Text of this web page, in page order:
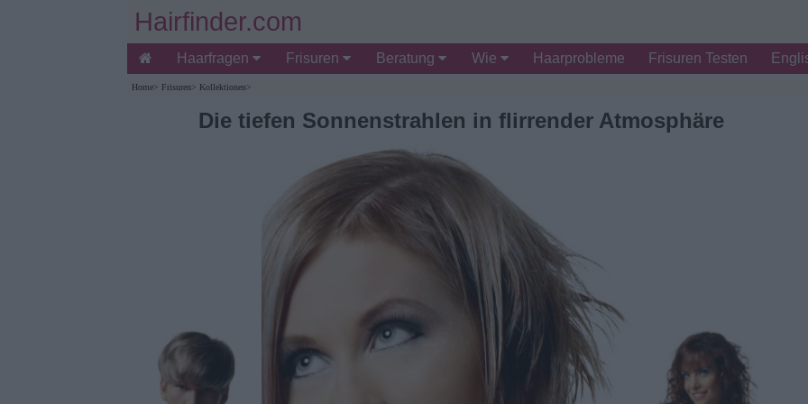
Hairfinder.com
Haarfragen Frisuren Beratung Wie Haarprobleme Frisuren Testen
Home> Frisuren> Kollektionen>
Die tiefen Sonnenstrahlen in flirrender Atmosphäre